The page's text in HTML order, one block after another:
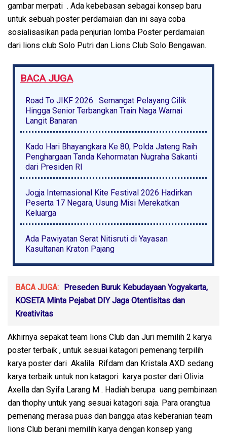
gambar merpati . Ada kebebasan sebagai konsep baru
untuk sebuah poster perdamaian dan ini saya coba
sosialisasikan pada penjurian lomba Poster perdamaian
dari lions club Solo Putri dan Lions Club Solo Bengawan.
BACA JUGA
Road To JIKF 2026 : Semangat Pelayang Cilik
Hingga Senior Terbangkan Train Naga Warnai
Langit Banaran
Kado Hari Bhayangkara Ke 80, Polda Jateng Raih
Penghargaan Tanda Kehormatan Nugraha Sakanti
dari Presiden RI
Jogja Internasional Kite Festival 2026 Hadirkan
Peserta 17 Negara, Usung Misi Merekatkan
Keluarga
Ada Pawiyatan Serat Nitisruti di Yayasan
Kasultanan Kraton Pajang
BACA JUGA: Preseden Buruk Kebudayaan Yogyakarta,
KOSETA Minta Pejabat DIY Jaga Otentisitas dan
Kreativitas
Akhirnya sepakat team lions Club dan Juri memilih 2 karya
poster terbaik , untuk sesuai katagori pemenang terpilih
karya poster dari Akalila Rifdam dan Kristala AXD sedang
karya terbaik untuk non katagori karya poster dari Olivia
Axella dan Syifa Larang M . Hadiah berupa uang pembinaan
dan thophy untuk yang sesuai katagori saja. Para orangtua
pemenang merasa puas dan bangga atas keberanian team
lions Club berani memilih karya dengan konsep yang